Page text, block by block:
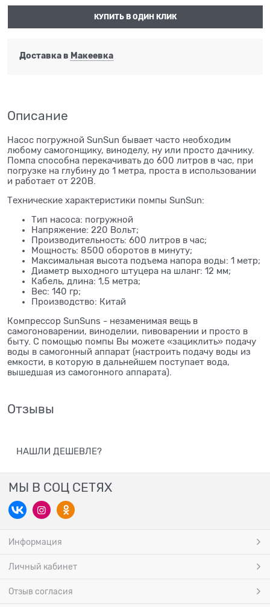
КУПИТЬ В ОДИН КЛИК
Доставка в Макеевка
Описание
Насос погружной SunSun бывает часто необходим
любому самогонщику, виноделу, ну или просто дачнику.
Помпа способна перекачивать до 600 литров в час, при
погрузке на глубину до 1 метра, проста в использовании
и работает от 220В.
Технические характеристики помпы SunSun:
Тип насоса: погружной
Напряжение: 220 Вольт;
Производительность: 600 литров в час;
Мощность: 8500 оборотов в минуту;
Максимальная высота подъема напора воды: 1 метр;
Диаметр выходного штуцера на шланг: 12 мм;
Кабель, длина: 1,5 метра;
Вес: 140 гр;
Производство: Китай
Компрессор SunSuns - незаменимая вещь в
самогоноварении, виноделии, пивоварении и просто в
быту. С помощью помпы Вы можете «зациклить» подачу
воды в самогонный аппарат (настроить подачу воды из
емкости, в которую в дальнейшем поступает вода,
вышедшая из самогонного аппарата).
Отзывы
НАШЛИ ДЕШЕВЛЕ?
МЫ В СОЦ СЕТЯХ
Информация
Личный кабинет
Отзыв согласия